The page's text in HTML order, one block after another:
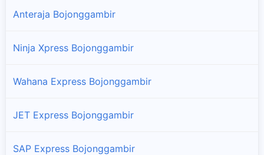
Anteraja Bojonggambir
Ninja Xpress Bojonggambir
Wahana Express Bojonggambir
JET Express Bojonggambir
SAP Express Bojonggambir